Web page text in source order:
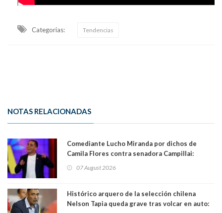
Categorias: Tendencias
NOTAS RELACIONADAS
Comediante Lucho Miranda por dichos de
Camila Flores contra senadora Campillai:
forma de quitar dignidad"
07 August 2026
Histórico arquero de la selección chilena
Nelson Tapia queda grave tras volcar en auto: